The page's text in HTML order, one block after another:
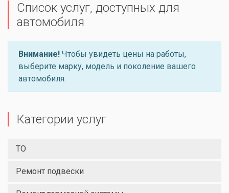
Список услуг, доступных для
автомобиля
Внимание! Чтобы увидеть цены на работы,
выберите марку, модель и поколение вашего
автомобиля.
Категории услуг
ТО
Ремонт подвески